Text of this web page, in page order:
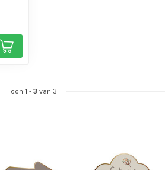
Toon 1- 3 van 3